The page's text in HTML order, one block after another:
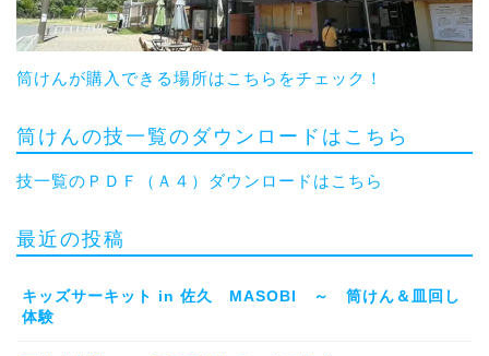
筒けんが購入できる場所はこちらをチェック！
筒けんの技一覧のダウンロードはこちら
技一覧のＰＤＦ（Ａ４）ダウンロードはこちら
最近の投稿
キッズサーキット in 佐久 MASOBI ～ 筒けん＆皿回し
体験